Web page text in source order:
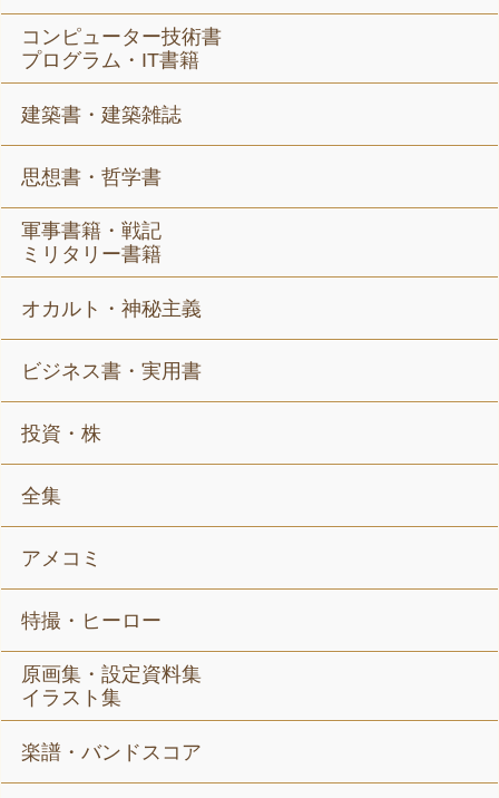
コンピューター技術書
プログラム・IT書籍
建築書・建築雑誌
思想書・哲学書
軍事書籍・戦記
ミリタリー書籍
オカルト・神秘主義
ビジネス書・実用書
投資・株
全集
アメコミ
特撮・ヒーロー
原画集・設定資料集
イラスト集
楽譜・バンドスコア